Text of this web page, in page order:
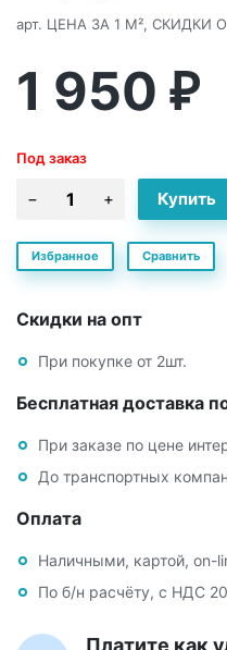
арт. ЦЕНА ЗА 1 М², СКИДКИ
1 950 ₽
Под заказ
Избранное Сравнить
Скидки на опт
При покупке от 2шт.
Бесплатная доставка
При заказе по цене
До транспортных
Оплата
Наличными, картой, on-
По б/н расчёту, с НДС
Платите как